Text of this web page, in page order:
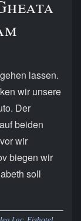
lassen.
wir unsere
Der
beiden
wir
biegen wir
soll